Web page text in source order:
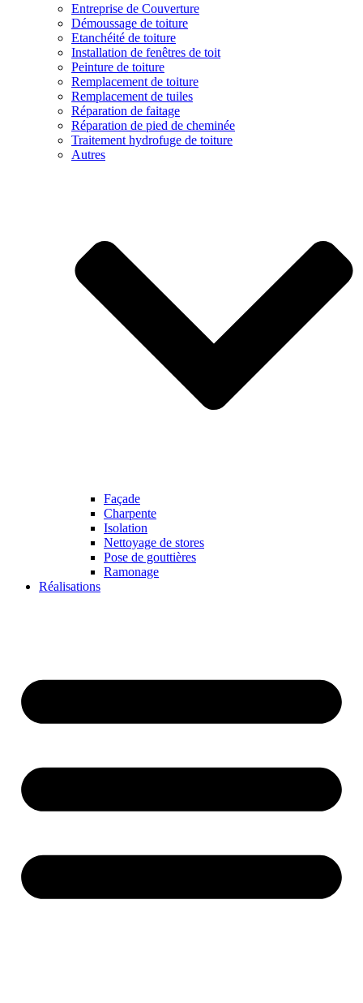
Entreprise de Couverture
Démoussage de toiture
Etanchéité de toiture
Installation de fenêtres de toit
Peinture de toiture
Remplacement de toiture
Remplacement de tuiles
Réparation de faitage
Réparation de pied de cheminée
Traitement hydrofuge de toiture
Autres
Façade
Charpente
Isolation
Nettoyage de stores
Pose de gouttières
Ramonage
Réalisations